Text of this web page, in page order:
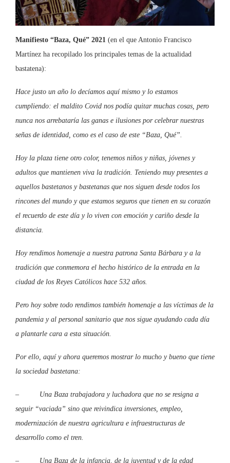
Manifiesto “Baza, Qué” 2021 (en el que Antonio Francisco
Martínez ha recopilado los principales temas de la actualidad
bastatena):
Hace justo un año lo decíamos aquí mismo y lo estamos
cumpliendo: el maldito Covid nos podía quitar muchas cosas, pero
nunca nos arrebataría las ganas e ilusiones por celebrar nuestras
señas de identidad, como es el caso de este “Baza, Qué”.
Hoy la plaza tiene otro color, tenemos niños y niñas, jóvenes y
adultos que mantienen viva la tradición. Teniendo muy presentes a
aquellos bastetanos y bastetanas que nos siguen desde todos los
rincones del mundo y que estamos seguros que tienen en su corazón
el recuerdo de este día y lo viven con emoción y cariño desde la
distancia.
Hoy rendimos homenaje a nuestra patrona Santa Bárbara y a la
tradición que conmemora el hecho histórico de la entrada en la
ciudad de los Reyes Católicos hace 532 años.
Pero hoy sobre todo rendimos también homenaje a las víctimas de la
pandemia y al personal sanitario que nos sigue ayudando cada día
a plantarle cara a esta situación.
Por ello, aquí y ahora queremos mostrar lo mucho y bueno que tiene
la sociedad bastetana:
– Una Baza trabajadora y luchadora que no se resigna a
seguir “vaciada” sino que reivindica inversiones, empleo,
modernización de nuestra agricultura e infraestructuras de
desarrollo como el tren.
– Una Baza de la infancia, de la juventud y de la edad